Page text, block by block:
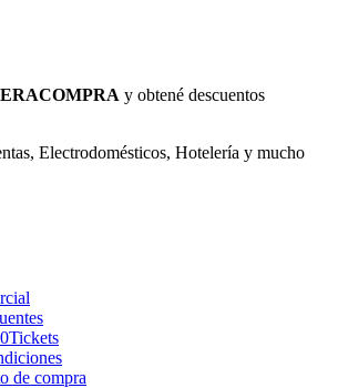
y obtené descuentos
Electrodomésticos, Hotelería y mucho
de compra